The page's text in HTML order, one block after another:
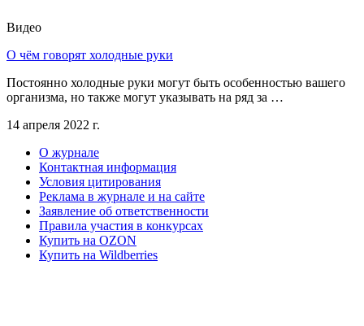
Видео
О чём говорят холодные руки
Постоянно холодные руки могут быть особенностью вашего
организма, но также могут указывать на ряд за …
14 апреля 2022 г.
О журнале
Контактная информация
Условия цитирования
Реклама в журнале и на сайте
Заявление об ответственности
Правила участия в конкурсах
Купить на OZON
Купить на Wildberries